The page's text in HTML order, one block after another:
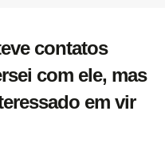
contatos
com ele, mas
em vir